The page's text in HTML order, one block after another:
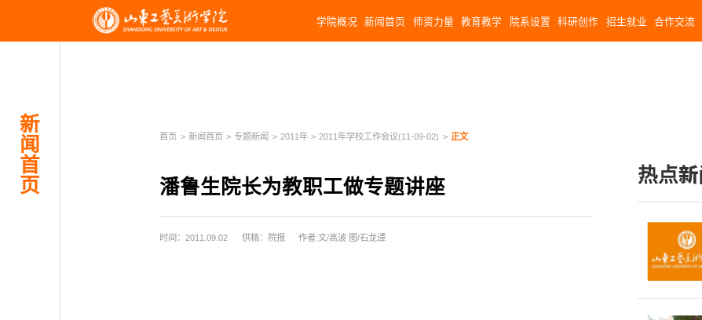
学院概况 新闻首页 师资力量 教育教学 院系设置 科研创作 招生就业 合作交流
新
闻
首
页
首页 > 新闻首页 > 专题新闻 > 2011年 > 2011年学校工作会议(11-09-02) > 正文
潘鲁生院长为教职工做专题讲座
时间：2011.09.02 供稿：院报 作者:文/高波 图/石龙谭
热点